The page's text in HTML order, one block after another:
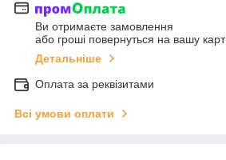
Ви отримаєте замовлення
або гроші повернуться на вашу
Детальніше
Оплата за реквізитами
Всі умови оплати